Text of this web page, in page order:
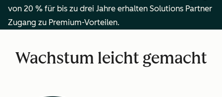
von 20 % für bis zu drei Jahre erhalten Solutions Partner
Zugang zu Premium-Vorteilen.
Wachstum leicht gemacht